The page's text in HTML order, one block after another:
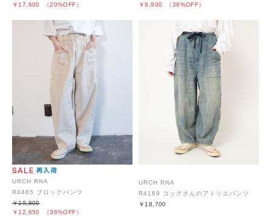
￥17,600 （20%OFF） ￥9,900 （36%OFF）
URCH RNA
R4465 ブロックパンツ
￥12,650 （36%OFF）
￥19,800
URCH RNA
R4169 コックさんのアトリエパンツ
￥18,700